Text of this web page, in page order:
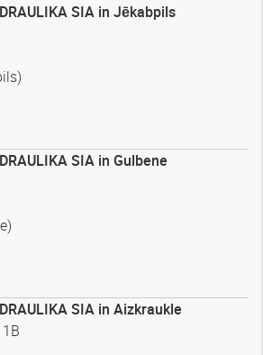
SIA in Jēkabpils
SIA in Gulbene
SIA in Aizkraukle